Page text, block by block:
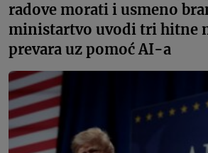
radove morati i usmeno
ministartvo uvodi tri hitne
prevara uz pomoć AI-a